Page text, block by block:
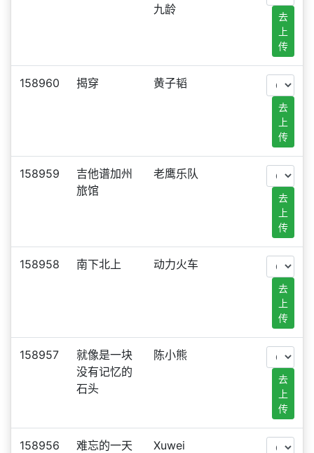
九龄
去
上
传
158960 揭穿 黄子韬
去
上
传
158959
吉他谱加州
旅馆
老鹰乐队
去
上
传
158958 南下北上 动力火车
去
上
传
158957
就像是一块
没有记忆的
石头
陈小熊
去
上
传
158956 难忘的一天 Xuwei